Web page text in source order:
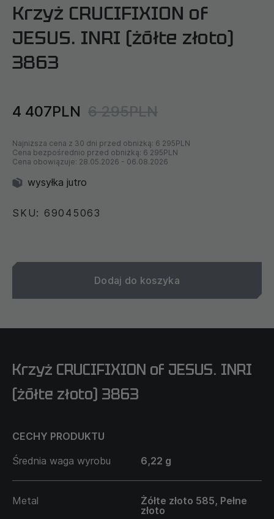
Krzyż CRUCIFIXION of
JESUS. INRI (żółte złoto)
3863
4 407PLN 6 295PLN
Najniższa cena z 30 dni przed obniżką: 6 295PLN
Cena bezpośrednio przed obniżką: 6 295PLN
Cena obowiązuje: 28.05.2026 - 06.08.2026
wysyłka jutro
SKU: 69045063
Dodaj do koszyka
Krzyż CRUCIFIXION of JESUS. INRI
(żółte złoto) 3863
CECHY PRODUKTU
Średnia waga wyrobu
6,22 g
Metal
Żółte złoto 585, Pełne
złoto